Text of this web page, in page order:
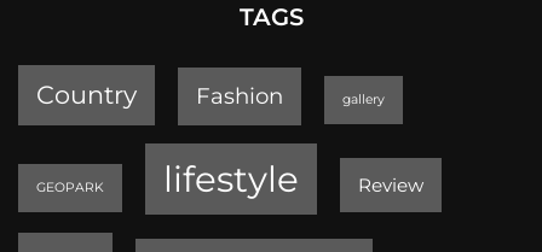
TAGS
Country Fashion gallery
GEOPARK lifestyle Review